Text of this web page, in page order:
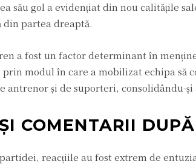
său gol a evidențiat din nou calitățile
partea dreaptă.
a fost un factor determinant în
prin modul în care a mobilizat echipa să
antrenor și de suporteri, consolidându-
COMENTARII
reacțiile au fost extrem de